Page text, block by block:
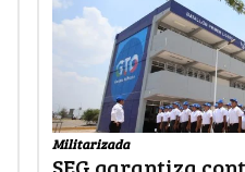
Militarizada